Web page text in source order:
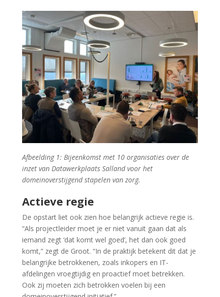
Afbeelding 1: Bijeenkomst met 10 organisaties over de
inzet van Datawerkplaats Salland voor het
domeinoverstijgend stapelen van zorg.
Actieve regie
De opstart liet ook zien hoe belangrijk actieve regie is.
“Als projectleider moet je er niet vanuit gaan dat als
iemand zegt ‘dat komt wel goed’, het dan ook goed
komt,” zegt de Groot. “In de praktijk betekent dit dat je
belangrijke betrokkenen, zoals inkopers en IT-
afdelingen vroegtijdig en proactief moet betrekken.
Ook zij moeten zich betrokken voelen bij een